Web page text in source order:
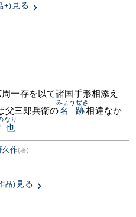
+) 見る
周一存を以て諸国手形相添え
父三郎兵衛の名跡
みょうぜき
相違なか
也
なり
久作(著)
品) 見る